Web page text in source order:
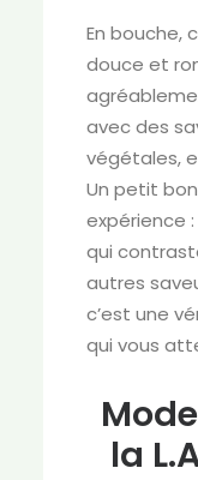
En bouche,
douce et
avec des
végétales,
Un petit
expérience
qui
autres
c’est une
qui vous
la